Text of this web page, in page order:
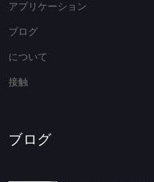
アプリケーション
ブログ
について
接触
ブログ